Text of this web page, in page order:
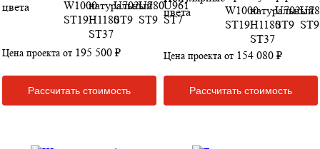
цвета
Цена проекта от 195 500 ₽
Рассчитать стоимость
цвета
Цена проекта от 154 080 ₽
Рассчитать стоимость